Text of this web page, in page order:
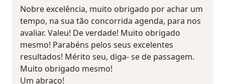
Nobre excelência, muito obrigado por achar um
tempo, na sua tão concorrida agenda, para nos
avaliar. Valeu! De verdade! Muito obrigado
mesmo! Parabéns pelos seus excelentes
resultados! Mérito seu, diga- se de passagem.
Muito obrigado mesmo!
Um abraço!